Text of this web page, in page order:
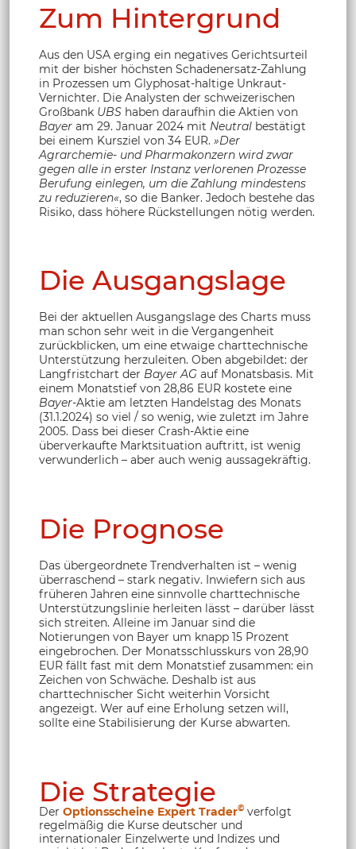
Zum Hintergrund
Aus den USA erging ein negatives Gerichtsurteil
mit der bisher höchsten Schadenersatz-Zahlung
in Prozessen um Glyphosat-haltige Unkraut-
Vernichter. Die Analysten der schweizerischen
Großbank UBS haben daraufhin die Aktien von
Bayer am 29. Januar 2024 mit Neutral bestätigt
bei einem Kursziel von 34 EUR. »Der
Agrarchemie- und Pharmakonzern wird zwar
gegen alle in erster Instanz verlorenen Prozesse
Berufung einlegen, um die Zahlung mindestens
zu reduzieren«, so die Banker. Jedoch bestehe das
Risiko, dass höhere Rückstellungen nötig werden.
Die Ausgangslage
Bei der aktuellen Ausgangslage des Charts muss
man schon sehr weit in die Vergangenheit
zurückblicken, um eine etwaige charttechnische
Unterstützung herzuleiten. Oben abgebildet: der
Langfristchart der Bayer AG auf Monatsbasis. Mit
einem Monatstief von 28,86 EUR kostete eine
Bayer-Aktie am letzten Handelstag des Monats
(31.1.2024) so viel / so wenig, wie zuletzt im Jahre
2005. Dass bei dieser Crash-Aktie eine
überverkaufte Marktsituation auftritt, ist wenig
verwunderlich – aber auch wenig aussagekräftig.
Die Prognose
Das übergeordnete Trendverhalten ist – wenig
überraschend – stark negativ. Inwiefern sich aus
früheren Jahren eine sinnvolle charttechnische
Unterstützungslinie herleiten lässt – darüber lässt
sich streiten. Alleine im Januar sind die
Notierungen von Bayer um knapp 15 Prozent
eingebrochen. Der Monatsschlusskurs von 28,90
EUR fällt fast mit dem Monatstief zusammen: ein
Zeichen von Schwäche. Deshalb ist aus
charttechnischer Sicht weiterhin Vorsicht
angezeigt. Wer auf eine Erholung setzen will,
sollte eine Stabilisierung der Kurse abwarten.
Die Strategie
Der Optionsscheine Expert Trader© verfolgt
regelmäßig die Kurse deutscher und
internationaler Einzelwerte und Indizes und